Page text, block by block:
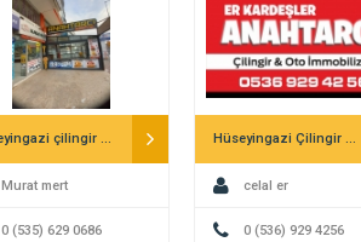
Hüseyingazi çilingir mert anahtar
Murat mert
0 (535) 629 0686
Hüseyingazi Çilingir Erkardeşler Anahtar
celal er
0 (536) 929 4256